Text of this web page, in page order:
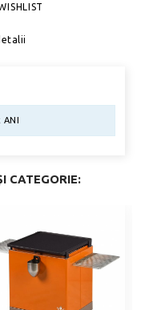
ANI
CATEGORIE: